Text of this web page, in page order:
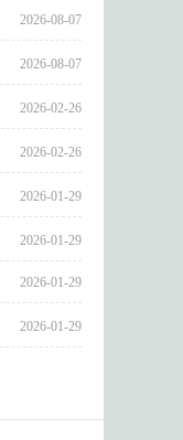
2026-08-07
2026-08-07
2026-02-26
2026-02-26
2026-01-29
2026-01-29
2026-01-29
2026-01-29